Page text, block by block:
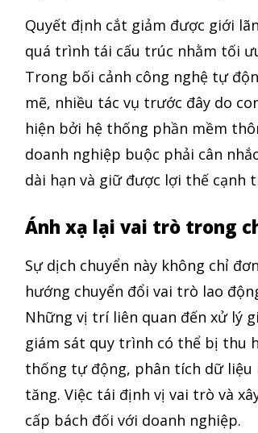
Quyết định cắt giảm được giới
quá trình tái cấu trúc nhằm tối
Trong bối cảnh công nghệ tự
mẽ, nhiều tác vụ trước đây do
hiện bởi hệ thống phần mềm
doanh nghiệp buộc phải cân
dài hạn và giữ được lợi thế cạnh
Ánh xạ lại vai trò trong
Sự dịch chuyển này không chỉ
hướng chuyển đổi vai trò lao
Những vị trí liên quan đến xử lý
giám sát quy trình có thể bị thu
thống tự động, phân tích dữ liệu
tăng. Việc tái định vị vai trò và
cấp bách đối với doanh nghiệp.